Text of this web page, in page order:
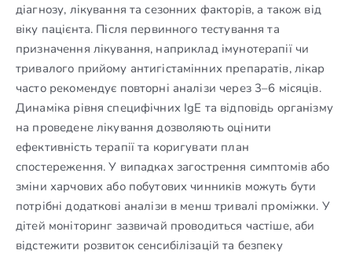
діагнозу, лікування та сезонних факторів, а також від
віку пацієнта. Після первинного тестування та
призначення лікування, наприклад імунотерапії чи
тривалого прийому антигістамінних препаратів, лікар
часто рекомендує повторні аналізи через 3–6 місяців.
Динаміка рівня специфічних IgE та відповідь організму
на проведене лікування дозволяють оцінити
ефективність терапії та коригувати план
спостереження. У випадках загострення симптомів або
зміни харчових або побутових чинників можуть бути
потрібні додаткові аналізи в менш тривалі проміжки. У
дітей моніторинг зазвичай проводиться частіше, аби
відстежити розвиток сенсибілізацій та безпеку